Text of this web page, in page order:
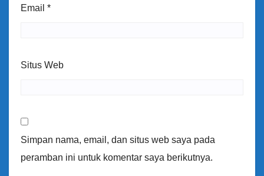
Email *
Situs Web
Simpan nama, email, dan situs web saya pada
peramban ini untuk komentar saya berikutnya.